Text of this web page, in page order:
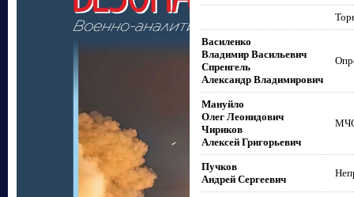
Василенко
Владимир Васильевич
Спренгель
Александр Владимирович
Мануйло
Олег Леонидович
Чириков
Алексей Григорьевич
МЧС
Пучков
Андрей Сергеевич